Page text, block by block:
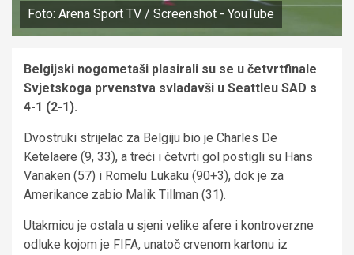
Foto: Arena Sport TV / Screenshot - YouTube
Belgijski nogometaši plasirali su se u četvrtfinale
Svjetskoga prvenstva svladavši u Seattleu SAD s
4-1 (2-1).
Dvostruki strijelac za Belgiju bio je Charles De
Ketelaere (9, 33), a treći i četvrti gol postigli su Hans
Vanaken (57) i Romelu Lukaku (90+3), dok je za
Amerikance zabio Malik Tillman (31).
Utakmicu je ostala u sjeni velike afere i kontroverzne
odluke kojom je FIFA, unatoč crvenom kartonu iz